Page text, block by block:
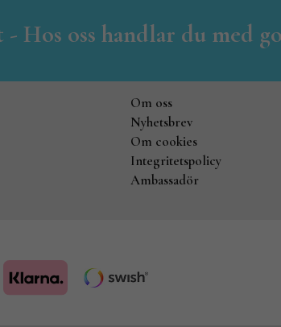
Hos oss handlar du med
Om oss
Nyhetsbrev
Om cookies
Integritetspolicy
Ambassadör